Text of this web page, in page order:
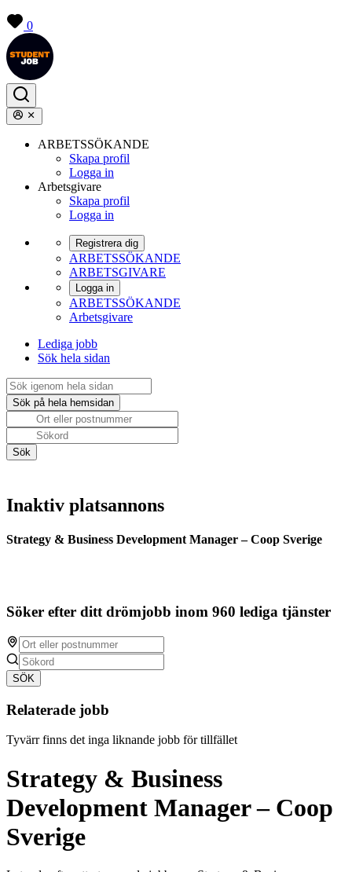
0
ARBETSSÖKANDE
Skapa profil
Logga in
Arbetsgivare
Skapa profil
Logga in
Registrera dig
ARBETSSÖKANDE
ARBETSGIVARE
Logga in
ARBETSSÖKANDE
Arbetsgivare
Lediga jobb
Sök hela sidan
Inaktiv platsannons
Strategy & Business Development Manager – Coop Sverige
Söker efter ditt drömjobb inom 960 lediga tjänster
SÖK
Relaterade jobb
Tyvärr finns det inga liknande jobb för tillfället
Strategy & Business
Development Manager – Coop
Sverige